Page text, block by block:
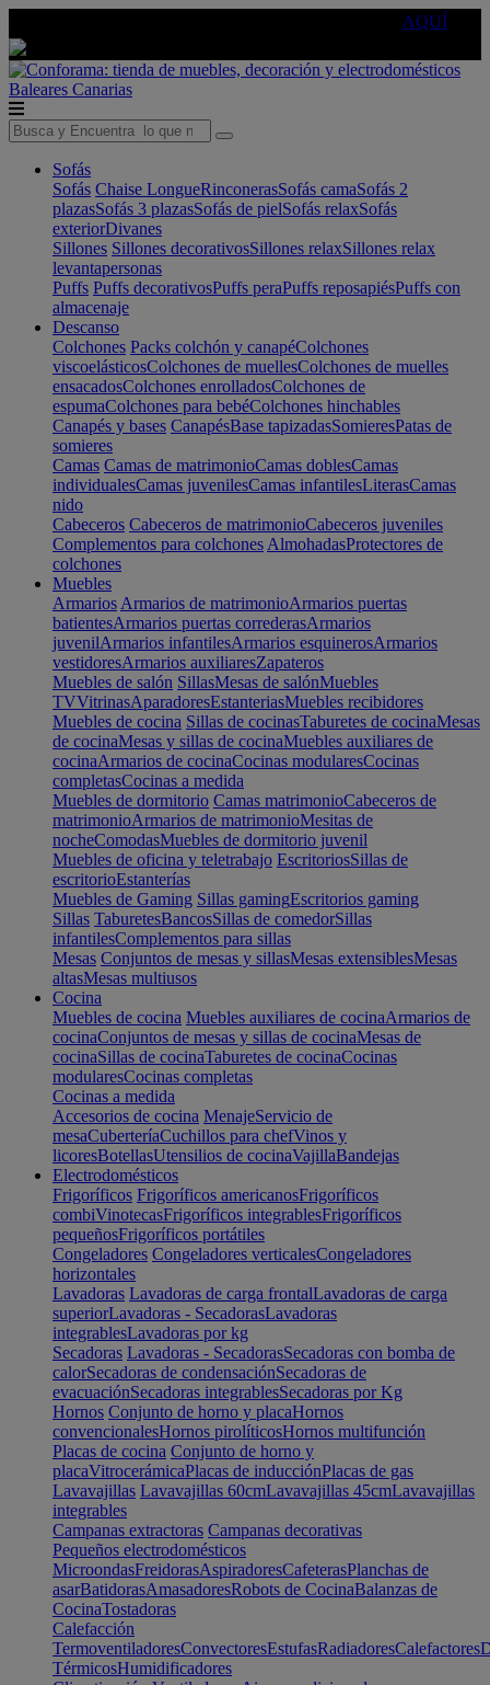
AQUÍ
Baleares Canarias
Sofás
Sofás Chaise LongueRinconerasSofás camaSofás 2
plazasSofás 3 plazasSofás de pielSofás relaxSofás
exteriorDivanes
Sillones Sillones decorativosSillones relaxSillones relax
levantapersonas
Puffs Puffs decorativosPuffs peraPuffs reposapiésPuffs con
almacenaje
Descanso
Colchones Packs colchón y canapéColchones
viscoelásticosColchones de muellesColchones de muelles
ensacadosColchones enrolladosColchones de
espumaColchones para bebéColchones hinchables
Canapés y bases CanapésBase tapizadasSomieresPatas de
somieres
Camas Camas de matrimonioCamas doblesCamas
individualesCamas juvenilesCamas infantilesLiterasCamas
nido
Cabeceros Cabeceros de matrimonioCabeceros juveniles
Complementos para colchones AlmohadasProtectores de
colchones
Muebles
Armarios Armarios de matrimonioArmarios puertas
batientesArmarios puertas correderasArmarios
juvenilArmarios infantilesArmarios esquinerosArmarios
vestidoresArmarios auxiliaresZapateros
Muebles de salón SillasMesas de salónMuebles
TVVitrinasAparadoresEstanteriasMuebles recibidores
Muebles de cocina Sillas de cocinasTaburetes de cocinaMesas
de cocinaMesas y sillas de cocinaMuebles auxiliares de
cocinaArmarios de cocinaCocinas modularesCocinas
completasCocinas a medida
Muebles de dormitorio Camas matrimonioCabeceros de
matrimonioArmarios de matrimonioMesitas de
nocheComodasMuebles de dormitorio juvenil
Muebles de oficina y teletrabajo EscritoriosSillas de
escritorioEstanterías
Muebles de Gaming Sillas gamingEscritorios gaming
Sillas TaburetesBancosSillas de comedorSillas
infantilesComplementos para sillas
Mesas Conjuntos de mesas y sillasMesas extensiblesMesas
altasMesas multiusos
Cocina
Muebles de cocina Muebles auxiliares de cocinaArmarios de
cocinaConjuntos de mesas y sillas de cocinaMesas de
cocinaSillas de cocinaTaburetes de cocinaCocinas
modularesCocinas completas
Cocinas a medida
Accesorios de cocina MenajeServicio de
mesaCuberteríaCuchillos para chefVinos y
licoresBotellasUtensilios de cocinaVajillaBandejas
Electrodomésticos
Frigoríficos Frigoríficos americanosFrigoríficos
combiVinotecasFrigoríficos integrablesFrigoríficos
pequeñosFrigoríficos portátiles
Congeladores Congeladores verticalesCongeladores
horizontales
Lavadoras Lavadoras de carga frontalLavadoras de carga
superiorLavadoras - SecadorasLavadoras
integrablesLavadoras por kg
Secadoras Lavadoras - SecadorasSecadoras con bomba de
calorSecadoras de condensaciónSecadoras de
evacuaciónSecadoras integrablesSecadoras por Kg
Hornos Conjunto de horno y placaHornos
convencionalesHornos pirolíticosHornos multifunción
Placas de cocina Conjunto de horno y
placaVitrocerámicaPlacas de inducciónPlacas de gas
Lavavajillas Lavavajillas 60cmLavavajillas 45cmLavavajillas
integrables
Campanas extractoras Campanas decorativas
Pequeños electrodomésticos
MicroondasFreidorasAspiradoresCafeterasPlanchas de
asarBatidorasAmasadoresRobots de CocinaBalanzas de
CocinaTostadoras
Calefacción
TermoventiladoresConvectoresEstufasRadiadoresCalefactores
TérmicosHumidificadores